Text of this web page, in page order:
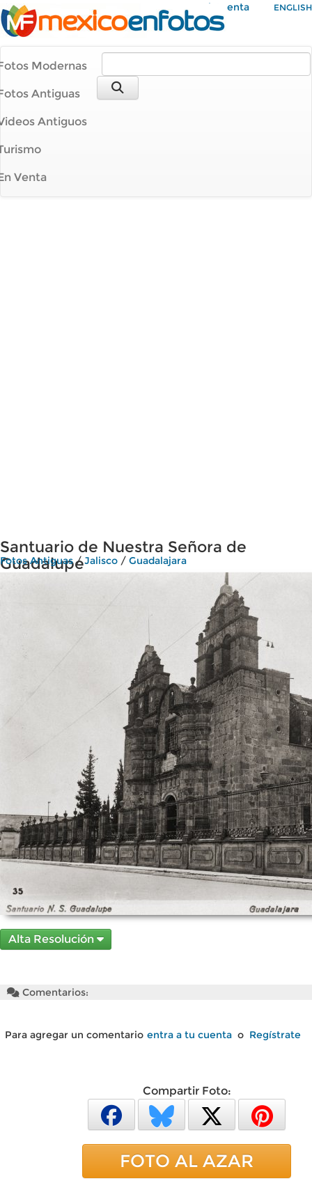
Mi Cuenta ENGLISH
Modernas
Antiguas
Antiguos
Venta
Santuario de Nuestra Señora de
Guadalupe
Fotos Antiguas/Jalisco / Guadalajara
Alta Resolución
Comentarios:
Para agregar un comentario entra a tu cuenta o Regístrate
Compartir Foto:
FOTO AL AZAR